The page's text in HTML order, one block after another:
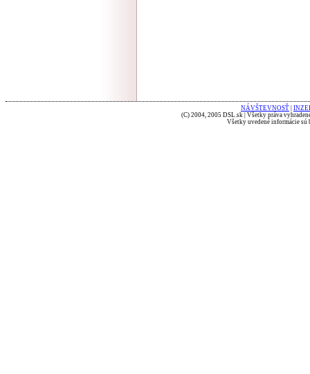
NÁVŠTEVNOSŤ
(C) 2004, 2005 DSL.sk | Všetky práva
Všetky uvedené informácie sú